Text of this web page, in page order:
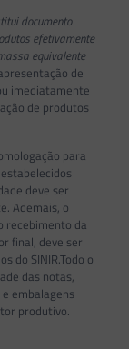
documento
efetivamente
equivalente
de
imediatamente
de produtos
para
deve ser
Ademais, o
recebimento da
final, deve ser
do SINIR.Todo o
das notas,
embalagens
produtivo.